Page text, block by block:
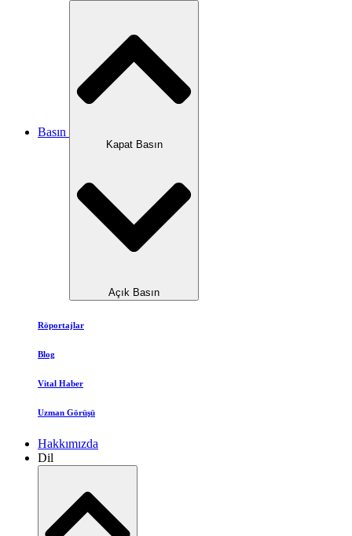
Basın
Kapat Basın
Açık Basın
Röportajlar
Blog
Vital Haber
Uzman Görüşü
Hakkımızda
Dil